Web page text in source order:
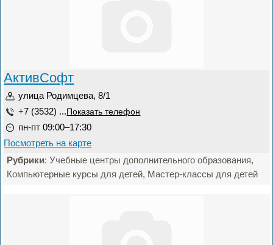
АктивСофт
улица Родимцева, 8/1
+7 (3532) ... Показать телефон
пн-пт 09:00–17:30
Посмотреть на карте
Рубрики: Учебные центры дополнительного образования,
Компьютерные курсы для детей, Мастер-классы для детей